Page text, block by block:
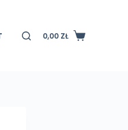
Koszyk
0,00 ZŁ